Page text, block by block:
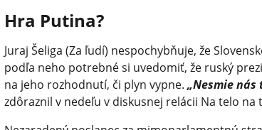
Hra Putina?
Juraj Šeliga (Za ľudí) nespochybňuje, že
podľa neho potrebné si uvedomiť, že ruský
na jeho rozhodnutí, či plyn vypne.„Nesmie nás
zdôraznil v nedeľu v diskusnej relácii Na telo na